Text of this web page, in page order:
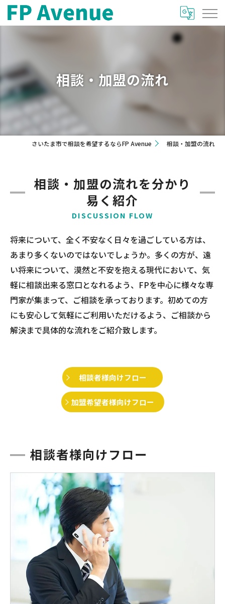
相談・加盟の流れ
さいたま市で相談を希望するならFP Avenue 相談・加盟の流れ
相談・加盟の流れを分かり
易く紹介
DISCUSSION FLOW
将来について、全く不安なく日々を過ごしている方は、
あまり多くないのではないでしょうか。多くの方が、遠
い将来について、漠然と不安を抱える現代において、気
軽に相談出来る窓口となれるよう、FPを中心に様々な専
門家が集まって、ご相談を承っております。初めての方
にも安心して気軽にご利用いただけるよう、ご相談から
解決まで具体的な流れをご紹介致します。
相談者様向けフロー
加盟希望者様向けフロー
相談者様向けフロー